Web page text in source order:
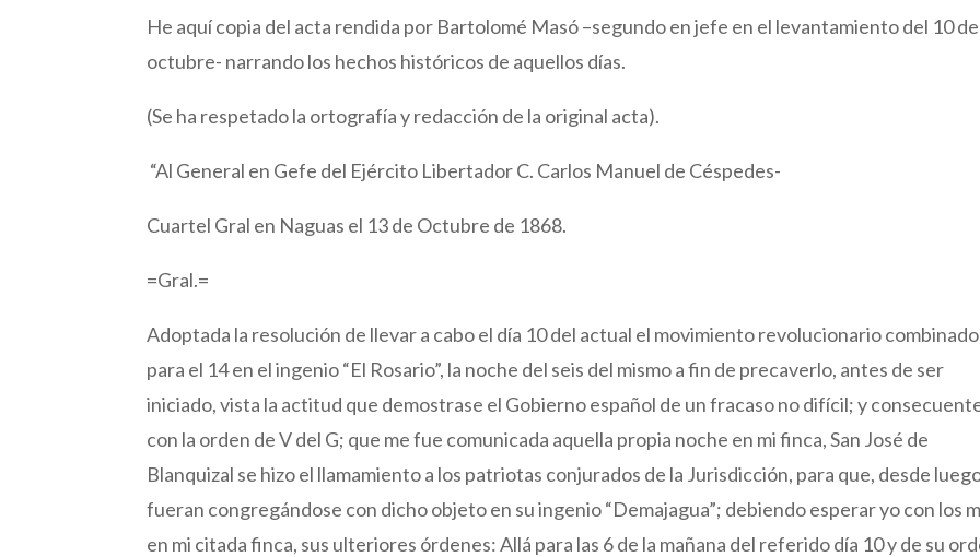
He aquí copia del acta rendida por Bartolomé Masó –segundo en jefe en el levantamiento del 10 de
octubre- narrando los hechos históricos de aquellos días.
(Se ha respetado la ortografía y redacción de la original acta).
“Al General en Gefe del Ejército Libertador C. Carlos Manuel de Céspedes-
Cuartel Gral en Naguas el 13 de Octubre de 1868.
=Gral.=
Adoptada la resolución de llevar a cabo el día 10 del actual el movimiento revolucionario combinado
para el 14 en el ingenio “El Rosario”, la noche del seis del mismo a fin de precaverlo, antes de ser
iniciado, vista la actitud que demostrase el Gobierno español de un fracaso no difícil; y
con la orden de V del G; que me fue comunicada aquella propia noche en mi finca, San José de
Blanquizal se hizo el llamamiento a los patriotas conjurados de la Jurisdicción, para que, desde
fueran congregándose con dicho objeto en su ingenio “Demajagua”; debiendo esperar yo con los
en mi citada finca, sus ulteriores órdenes: Allá para las 6 de la mañana del referido día 10 y de su